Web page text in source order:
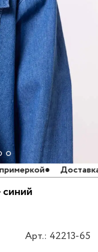
● Доставка с
Арт.: 42213-65